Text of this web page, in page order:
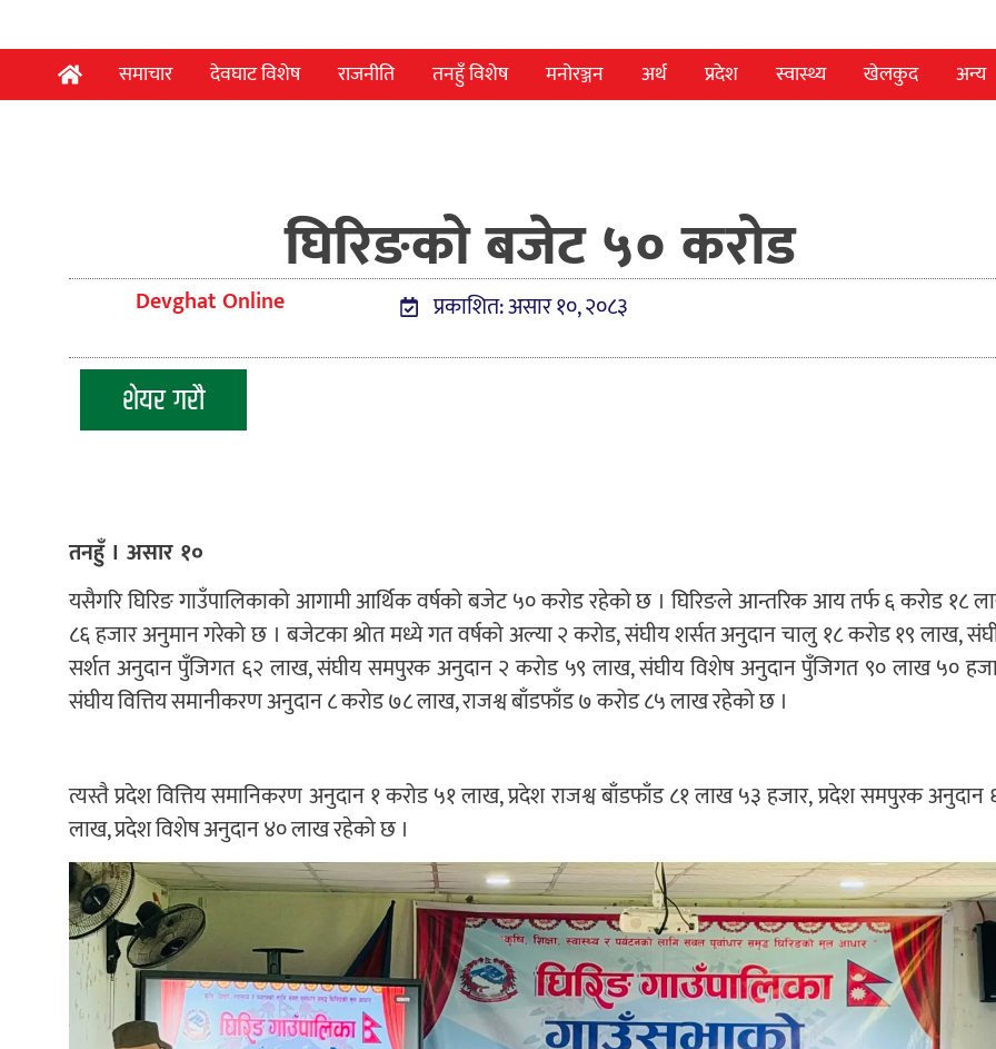
समाचार देवघाट विशेष राजनीति तनहुँ विशेष मनोरञ्जन अर्थ प्रदेश स्वास्थ्य खेलकुद अन्य
घिरिङको बजेट ५० करोड
Devghat Online प्रकाशित: असार १०, २०८३
शेयर गरौ
तनहुँ । असार १०
यसैगरि घिरिङ गाउँपालिकाको आगामी आर्थिक वर्षको बजेट ५० करोड रहेको छ । घिरिङले आन्तरिक आय तर्फ ६ करोड १८
८६ हजार अनुमान गरेको छ । बजेटका श्रोत मध्ये गत वर्षको अल्या २ करोड, संघीय शर्सत अनुदान चालु १८ करोड १९ लाख,
सर्शत अनुदान पुँजिगत ६२ लाख, संघीय समपुरक अनुदान २ करोड ५९ लाख, संघीय विशेष अनुदान पुँजिगत ९० लाख ५०
संघीय वित्तिय समानीकरण अनुदान ८ करोड ७८ लाख, राजश्व बाँडफाँड ७ करोड ८५ लाख रहेको छ ।
त्यस्तै प्रदेश वित्तिय समानिकरण अनुदान १ करोड ५१ लाख, प्रदेश राजश्व बाँडफाँड ८१ लाख ५३ हजार, प्रदेश समपुरक अनुदान
लाख, प्रदेश विशेष अनुदान ४० लाख रहेको छ ।